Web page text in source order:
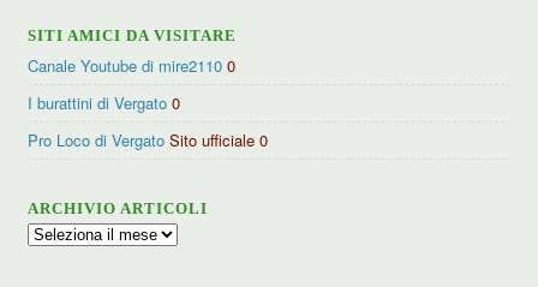
SITI AMICI DA VISITARE
Canale Youtube di mire2110 0
I burattini di Vergato 0
Pro Loco di Vergato Sito ufficiale 0
ARCHIVIO ARTICOLI
Archivio